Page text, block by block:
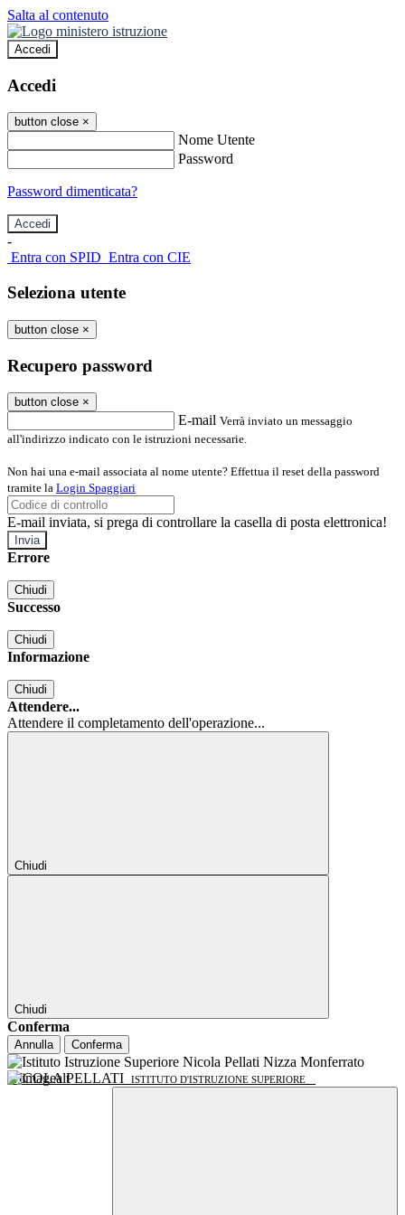
Salta al contenuto
Accedi
Accedi
button close ×
Nome Utente
Password
Password dimenticata?
-
Entra con SPID Entra con CIE
Seleziona utente
button close ×
Recupero password
button close ×
E-mail Verrà inviato un messaggio
all'indirizzo indicato con le istruzioni necessarie.
Non hai una e-mail associata al nome utente? Effettua il reset della password
tramite la Login Spaggiari
E-mail inviata, si prega di controllare la casella di posta elettronica!
Errore
Chiudi
Successo
Chiudi
Informazione
Chiudi
Attendere...
Attendere il completamento dell'operazione...
Chiudi
Chiudi
Conferma
Annulla Conferma
NICOLA PELLATI ISTITUTO D'ISTRUZIONE SUPERIORE